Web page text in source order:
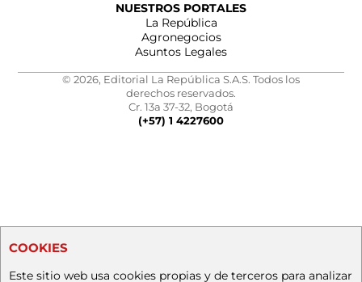
NUESTROS PORTALES
La República
Agronegocios
Asuntos Legales
© 2026, Editorial La República S.A.S. Todos los
derechos reservados.
Cr. 13a 37-32, Bogotá
(+57) 1 4227600
COOKIES
Este sitio web usa cookies propias y de terceros para analizar